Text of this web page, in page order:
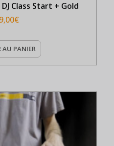
Class Start + Gold
€
AU PANIER